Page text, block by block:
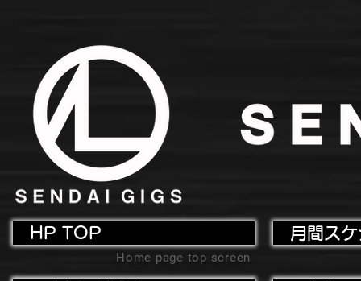
HP TOP
Home page top screen
月間ス